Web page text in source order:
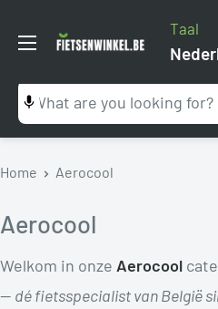
naar
Fietsenwinkel.be
Taal
Home Aerocool
Aerocool
Welkom in onze Aerocool
— dé fietsspecialist van België